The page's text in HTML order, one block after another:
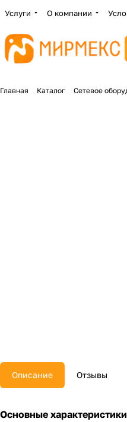
Услуги О компании
Главная Каталог Сетевое
Описание Отзывы
Основные характеристики